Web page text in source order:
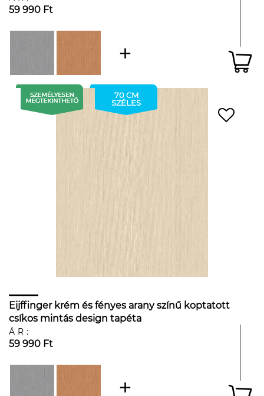
59 990 Ft
70 CM
SZÉLES
Eijffinger krém és fényes arany színű koptatott
csíkos mintás design tapéta
ÁR:
59 990 Ft